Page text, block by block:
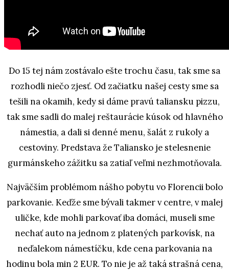
Do 15 tej nám zostávalo ešte trochu času, tak sme sa
rozhodli niečo zjesť. Od začiatku našej cesty sme sa
tešili na okamih, kedy si dáme pravú taliansku pizzu,
tak sme sadli do malej reštaurácie kúsok od hlavného
námestia, a dali si denné menu, šalát z rukoly a
cestoviny. Predstava že Taliansko je stelesnenie
gurmánskeho zážitku sa zatiaľ veľmi nezhmotňovala.
Najväčším problémom nášho pobytu vo Florencii bolo
parkovanie. Keďže sme bývali takmer v centre, v malej
uličke, kde mohli parkovať iba domáci, museli sme
nechať auto na jednom z platených parkovísk, na
neďalekom námestíčku, kde cena parkovania na
hodinu bola min 2 EUR. To nie je až taká strašná cena,